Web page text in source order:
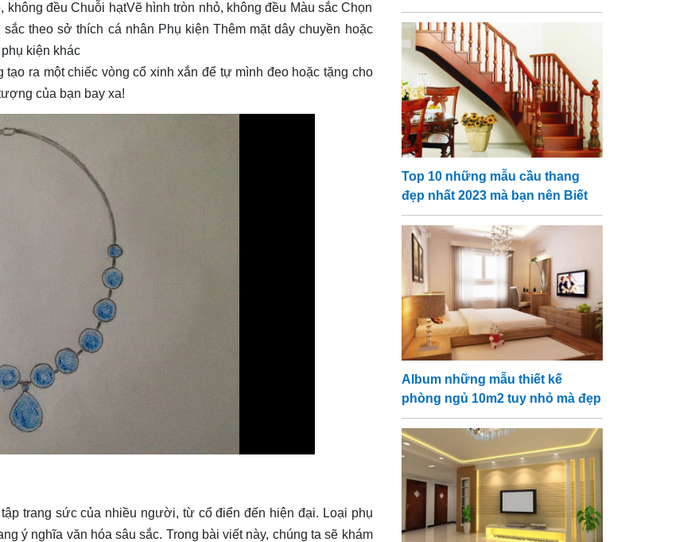
đều Chuỗi hạtVẽ hình tròn nhỏ, không đều Màu sắc Chọn
theo sở thích cá nhân Phụ kiện Thêm mặt dây chuyền hoặc
kiện khác
ra một chiếc vòng cổ xinh xắn để tự mình đeo hoặc tặng cho
của bạn bay xa!
trang sức của nhiều người, từ cổ điển đến hiện đại. Loại phụ
ý nghĩa văn hóa sâu sắc. Trong bài viết này, chúng ta sẽ khám
Top 10 những mẫu cầu thang
đẹp nhất 2023 mà bạn nên Biết
Album những mẫu thiết kế
phòng ngủ 10m2 tuy nhỏ mà đẹp